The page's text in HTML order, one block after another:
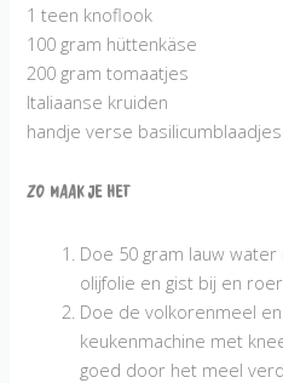
1 teen knoflook
100 gram hüttenkäse
200 gram tomaatjes
Italiaanse kruiden
handje verse basilicumblaadjes
Zo maak je het
Doe 50 gram lauw
olijfolie en gist bij en
Doe de volkorenmeel
keukenmachine met
goed door het meel